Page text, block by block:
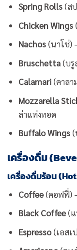
Spring Rolls(สป
Chicken Wings
Nachos(นาโช่)
Bruschetta(บรู
Calamari(คาลา
Mozzarella
ล่าแท่งทอด
Buffalo Wings(
เครื่องดื่ม
เครื่องดื่มร้อน
Coffee(คอฟฟี่)
Black Coffee(แ
Espresso(เอสเ